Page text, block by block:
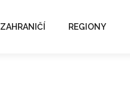
ZAHRANIČÍ REGIONY